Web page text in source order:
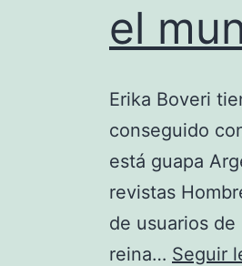
el
Erika Boveri
conseguido
está guapa
revistas
de usuarios
reina… Seguir